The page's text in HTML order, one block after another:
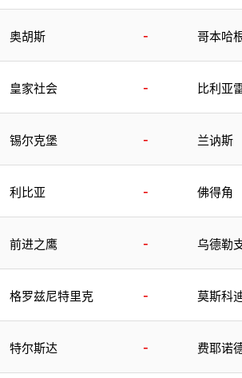
奥胡斯 - 哥本哈
皇家社会 - 比利亚
锡尔克堡 - 兰讷斯
利比亚 - 佛得角
前进之鹰 - 乌德勒
格罗兹尼特里克 - 莫斯科
特尔斯达 - 费耶诺